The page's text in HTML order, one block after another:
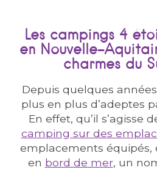
Les campings 4
en Nouvelle-
charmes du
Depuis quelques
plus en plus d’adeptes
En effet, qu’il s’agisse
camping sur des
emplacements équipés,
en bord de mer, un